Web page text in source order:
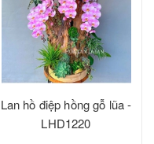
Lan hồ điệp hồng gỗ lũa -
LHD1220